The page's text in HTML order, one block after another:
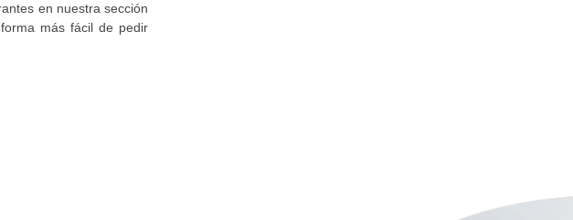
en nuestra sección
más fácil de pedir